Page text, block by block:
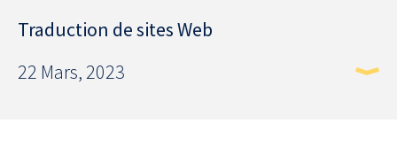
Traduction de sites Web
22 Mars, 2023